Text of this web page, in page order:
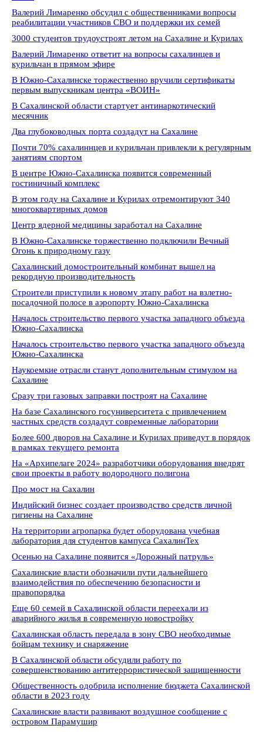
Валерий Лимаренко обсудил с общественниками вопросы
реабилитации участников СВО и поддержки их семей
3000 студентов трудоустроят летом на Сахалине и Курилах
Валерий Лимаренко ответит на вопросы сахалинцев и
курильчан в прямом эфире
В Южно-Сахалинске торжественно вручили сертификаты
первым выпускникам центра «ВОИН»
В Сахалинской области стартует антинаркотический
месячник
Два глубоководных порта создадут на Сахалине
Почти 70% сахалиннцев и курильчан привлекли к регулярным
занятиям спортом
В центре Южно-Сахалинска появится современный
гостиничный комплекс
В этом году на Сахалине и Курилах отремонтируют 340
многоквартирных домов
Центр ядерной медицины заработал на Сахалине
В Южно-Сахалинске торжественно подключили Вечный
Огонь к природному газу
Сахалинский домостроительный комбинат вышел на
рекордную производительность
Строители приступили к новому этапу работ на взлетно-
посадочной полосе в аэропорту Южно-Сахалинска
Началось строительство первого участка западного объезда
Южно-Сахалинска
Началось строительство первого участка западного объезда
Южно-Сахалинска
Наукоемкие отрасли станут дополнительным стимулом на
Сахалине
Сразу три газовых заправки построят на Сахалине
На базе Сахалинского госуниверситета с привлечением
частных средств создадут современные лаборатории
Более 600 дворов на Сахалине и Курилах приведут в порядок
в рамках текущего ремонта
На «Архипелаге 2024» разработчики оборудования внедрят
свои проекты в работу водородного полигона
Про мост на Сахалин
Индийский бизнес создает производство средств личной
гигиены на Сахалине
На территории агропарка будет оборудована учебная
лаборатория для студентов кампуса СахалинТех
Осенью на Сахалине появится «Дорожный патруль»
Сахалинские власти обозначили пути дальнейшего
взаимодействия по обеспечению безопасности и
правопорядка
Еще 60 семей в Сахалинской области переехали из
аварийного жилья в современную новостройку
Сахалинская область передала в зону СВО необходимые
бойцам технику и снаряжение
В Сахалинской области обсудили работу по
совершенствованию антитеррористической защищенности
Общественность одобрила исполнение бюджета Сахалинской
области в 2023 году
Сахалинские власти развивают воздушное сообщение с
островом Парамушир